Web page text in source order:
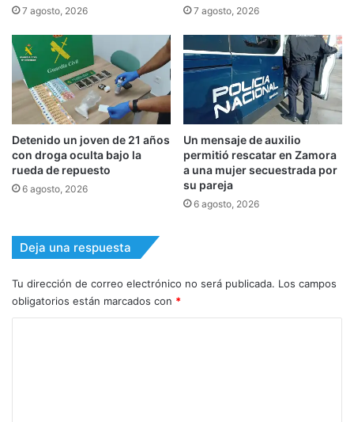
7 agosto, 2026 7 agosto, 2026
Detenido un joven de 21 años
con droga oculta bajo la
rueda de repuesto
6 agosto, 2026
Un mensaje de auxilio
permitió rescatar en Zamora
a una mujer secuestrada por
su pareja
6 agosto, 2026
Deja una respuesta
Tu dirección de correo electrónico no será publicada. Los campos
obligatorios están marcados con *